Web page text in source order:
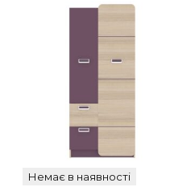
Немає в наявності